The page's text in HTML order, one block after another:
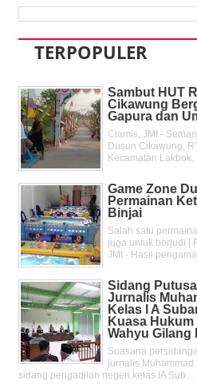
TERPOPULER
Sambut HUT
Cikawung
Gapura dan
Ciamis, JMI -
Dusun Cikawung,
Kecamatan Lakbok,
Game Zone
Permainan
Binjai
Salah satu
juga untuk berjudi |
JMI - Hasil
Sidang
Jurnalis
Kelas l A
Kuasa
Wahyu Gilang
Suasana
jurnalis Muhammad
sidang pengadilan negeri kelas IA Sub...